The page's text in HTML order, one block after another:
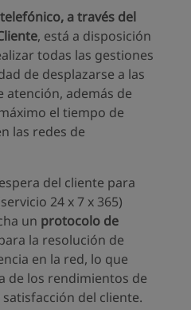
a través del
, está a disposición
todas las gestiones
de desplazarse a las
atención, además de
el tiempo de
las redes de
del cliente para
24 x 7 x 365)
un protocolo de
la resolución de
en la red, lo que
de los rendimientos de
del cliente.